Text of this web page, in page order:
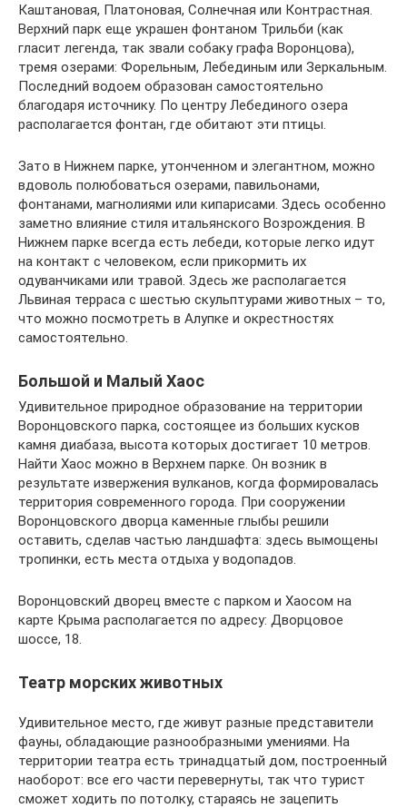
Каштановая, Платоновая, Солнечная или Контрастная.
Верхний парк еще украшен фонтаном Трильби (как
гласит легенда, так звали собаку графа Воронцова),
тремя озерами: Форельным, Лебединым или Зеркальным.
Последний водоем образован самостоятельно
благодаря источнику. По центру Лебединого озера
располагается фонтан, где обитают эти птицы.
Зато в Нижнем парке, утонченном и элегантном, можно
вдоволь полюбоваться озерами, павильонами,
фонтанами, магнолиями или кипарисами. Здесь особенно
заметно влияние стиля итальянского Возрождения. В
Нижнем парке всегда есть лебеди, которые легко идут
на контакт с человеком, если прикормить их
одуванчиками или травой. Здесь же располагается
Львиная терраса с шестью скульптурами животных – то,
что можно посмотреть в Алупке и окрестностях
самостоятельно.
Большой и Малый Хаос
Удивительное природное образование на территории
Воронцовского парка, состоящее из больших кусков
камня диабаза, высота которых достигает 10 метров.
Найти Хаос можно в Верхнем парке. Он возник в
результате извержения вулканов, когда формировалась
территория современного города. При сооружении
Воронцовского дворца каменные глыбы решили
оставить, сделав частью ландшафта: здесь вымощены
тропинки, есть места отдыха у водопадов.
Воронцовский дворец вместе с парком и Хаосом на
карте Крыма располагается по адресу: Дворцовое
шоссе, 18.
Театр морских животных
Удивительное место, где живут разные представители
фауны, обладающие разнообразными умениями. На
территории театра есть тринадцатый дом, построенный
наоборот: все его части перевернуты, так что турист
сможет ходить по потолку, стараясь не зацепить